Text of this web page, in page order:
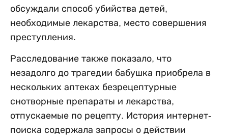
обсуждали способ убийства детей,
необходимые лекарства, место совершения
преступления.
Расследование также показало, что
незадолго до трагедии бабушка приобрела в
нескольких аптеках безрецептурные
снотворные препараты и лекарства,
отпускаемые по рецепту. История интернет-
поиска содержала запросы о действии